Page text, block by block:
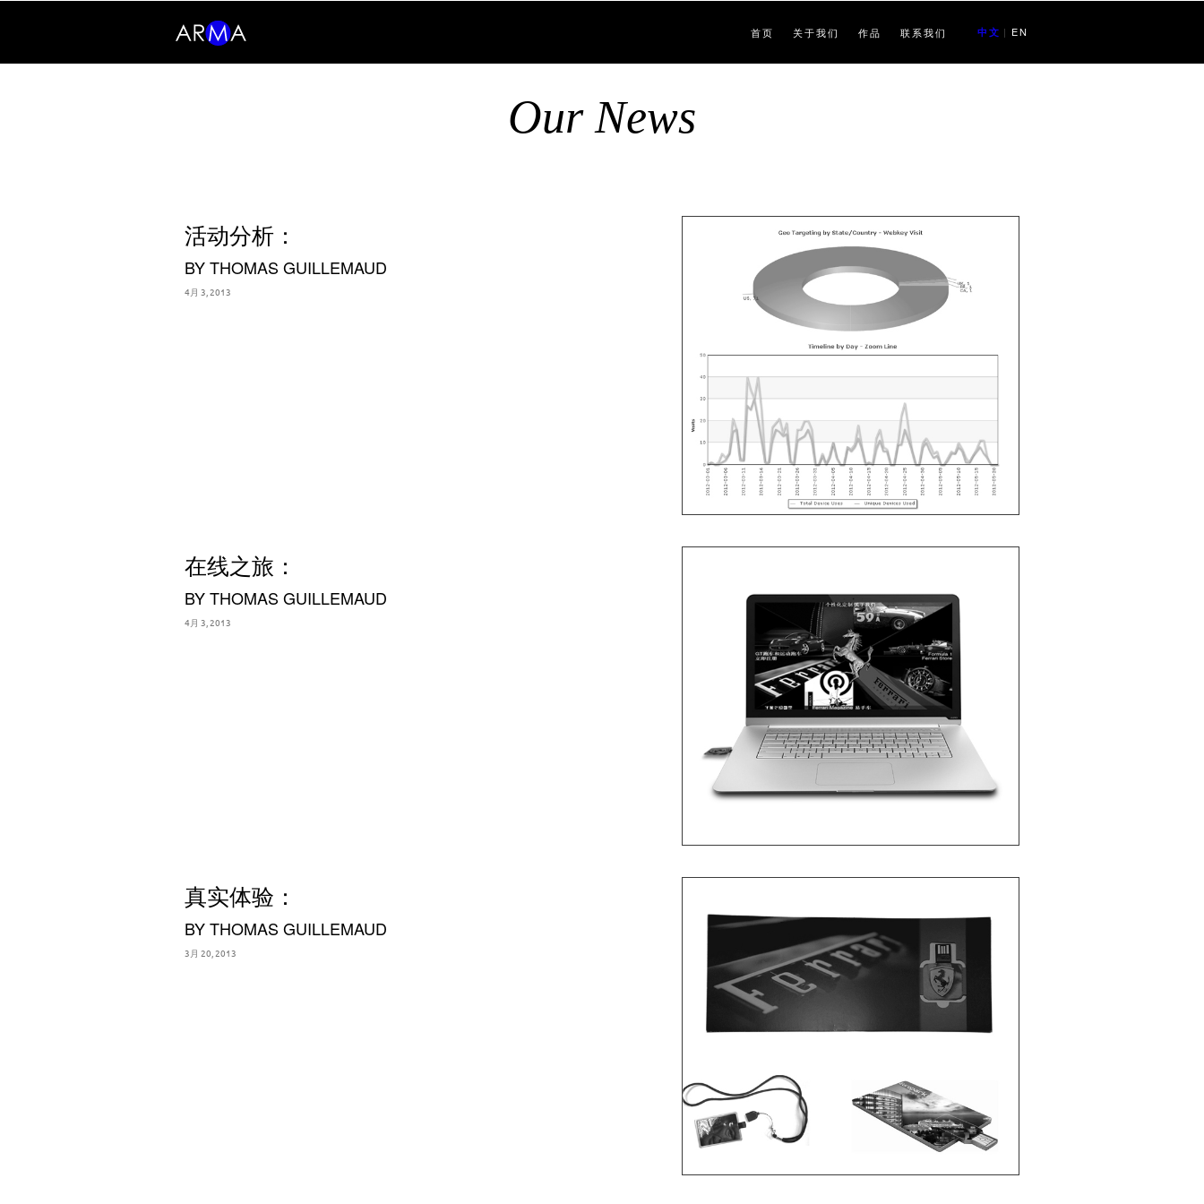
中文 | EN
首页 关于我们 作品 联系我们
Our News
活动分析：
BY THOMAS GUILLEMAUD
4月 3, 2013
在线之旅：
BY THOMAS GUILLEMAUD
4月 3, 2013
真实体验：
BY THOMAS GUILLEMAUD
3月 20, 2013